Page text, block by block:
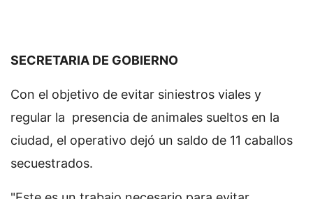
SECRETARIA DE GOBIERNO
Con el objetivo de evitar siniestros viales y
regular la presencia de animales sueltos en la
ciudad, el operativo dejó un saldo de 11 caballos
secuestrados.